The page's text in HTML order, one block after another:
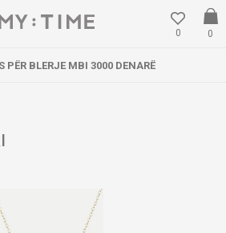
0
0
PËR BLERJE MBI 3000 DENARË